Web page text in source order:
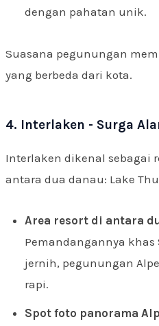
dengan pahatan unik.
Suasana pegunungan
yang berbeda dari kota.
4. Interlaken - Surga
Interlaken dikenal sebagai
antara dua danau: Lake
Area resort di antara
Pemandangannya khas
jernih, pegunungan
rapi.
Spot foto panorama